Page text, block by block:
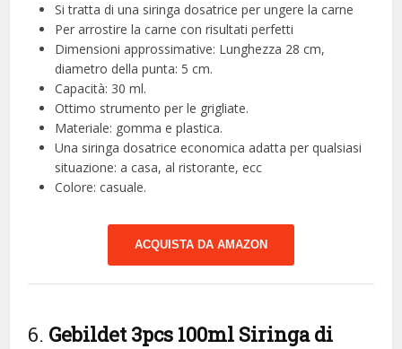
Si tratta di una siringa dosatrice per ungere la carne
Per arrostire la carne con risultati perfetti
Dimensioni approssimative: Lunghezza 28 cm,
diametro della punta: 5 cm.
Capacità: 30 ml.
Ottimo strumento per le grigliate.
Materiale: gomma e plastica.
Una siringa dosatrice economica adatta per qualsiasi
situazione: a casa, al ristorante, ecc
Colore: casuale.
ACQUISTA DA AMAZON
6. Gebildet 3pcs 100ml Siringa di